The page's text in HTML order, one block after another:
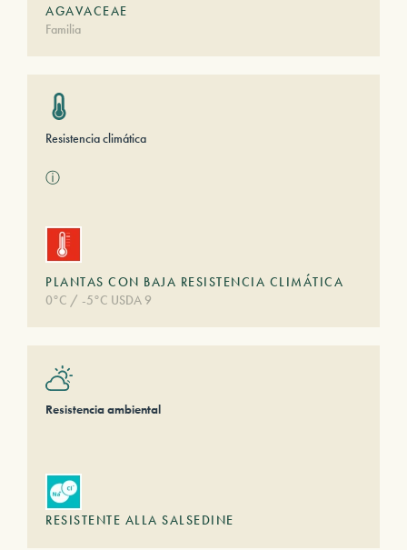
AGAVACEAE
Familia
Resistencia climática
ⓘ
PLANTAS CON BAJA RESISTENCIA CLIMÁTICA
0°C / -5°C USDA 9
Resistencia ambiental
RESISTENTE ALLA SALSEDINE